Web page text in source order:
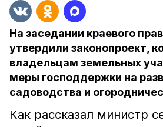
На заседании краевого
утвердили законопроект,
владельцам земельных
меры господдержки на
садоводства и
Как рассказал министр